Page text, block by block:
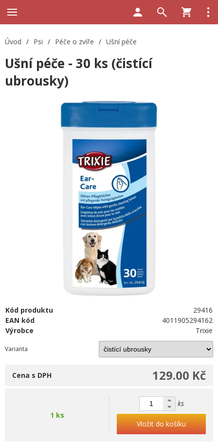
Úvod / Psi / Péče o zvíře / Ušní péče
Ušní péče - 30 ks (čistící
ubrousky)
Kód produktu
29416
EAN kód
4011905294162
Výrobce
Trixie
Varianta
129.00 Kč
Cena s DPH
1 ks
ks
Vložit do košíku